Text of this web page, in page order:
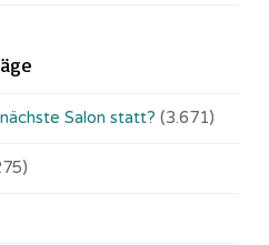
Salon statt? (3.671)